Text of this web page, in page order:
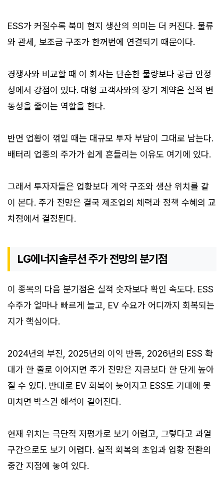
ESS가 커질수록 북미 현지 생산의 의미는 더 커진다. 물류
와 관세, 보조금 구조가 한꺼번에 연결되기 때문이다.
경쟁사와 비교할 때 이 회사는 단순한 물량보다 공급 안정
성에서 강점이 있다. 대형 고객사와의 장기 계약은 실적 변
동성을 줄이는 역할을 한다.
반면 업황이 꺾일 때는 대규모 투자 부담이 그대로 남는다.
배터리 업종의 주가가 쉽게 흔들리는 이유도 여기에 있다.
그래서 투자자들은 업황보다 계약 구조와 생산 위치를 같
이 본다. 주가 전망은 결국 제조업의 체력과 정책 수혜의 교
차점에서 결정된다.
LG에너지솔루션 주가 전망의 분기점
이 종목의 다음 분기점은 실적 숫자보다 확인 속도다. ESS
수주가 얼마나 빠르게 늘고, EV 수요가 어디까지 회복되는
지가 핵심이다.
2024년의 부진, 2025년의 이익 반등, 2026년의 ESS 확
대가 한 줄로 이어지면 주가 전망은 지금보다 한 단계 높아
질 수 있다. 반대로 EV 회복이 늦어지고 ESS도 기대에 못
미치면 박스권 해석이 길어진다.
현재 위치는 극단적 저평가로 보기 어렵고, 그렇다고 과열
구간으로도 보기 어렵다. 실적 회복의 초입과 업황 전환의
중간 지점에 놓여 있다.